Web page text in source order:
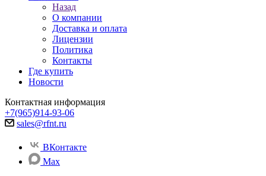
Назад
О компании
Доставка и оплата
Лицензии
Политика
Контакты
Где купить
Новости
Контактная информация
+7(965)914-93-06
sales@rfnt.ru
ВКонтакте
Max